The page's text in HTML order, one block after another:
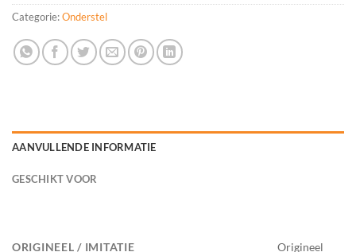
Categorie:Onderstel
AANVULLENDE INFORMATIE
GESCHIKT VOOR
ORIGINEEL / IMITATIE Origineel